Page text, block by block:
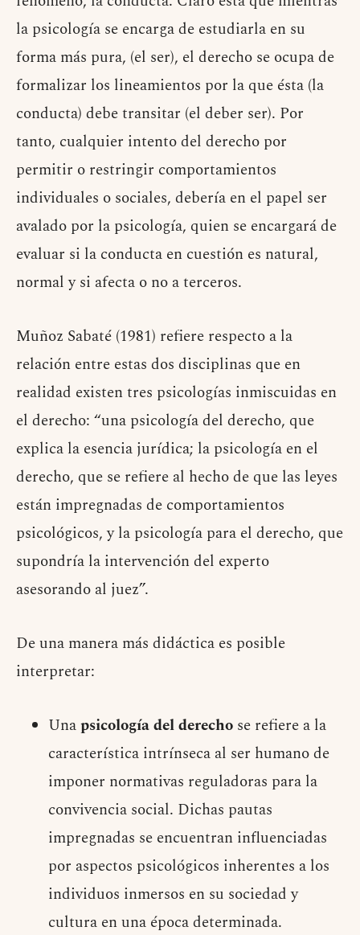
la psicología se encarga de estudiarla en su
forma más pura, (el ser), el derecho se ocupa de
formalizar los lineamientos por la que ésta (la
conducta) debe transitar (el deber ser). Por
tanto, cualquier intento del derecho por
permitir o restringir comportamientos
individuales o sociales, debería en el papel ser
avalado por la psicología, quien se encargará de
evaluar si la conducta en cuestión es natural,
normal y si afecta o no a terceros.
Muñoz Sabaté (1981) refiere respecto a la
relación entre estas dos disciplinas que en
realidad existen tres psicologías inmiscuidas en
el derecho: “una psicología del derecho, que
explica la esencia jurídica; la psicología en el
derecho, que se refiere al hecho de que las leyes
están impregnadas de comportamientos
psicológicos, y la psicología para el derecho, que
supondría la intervención del experto
asesorando al juez”.
De una manera más didáctica es posible
interpretar:
Unapsicología del derecho se refiere a la
característica intrínseca al ser humano de
imponer normativas reguladoras para la
convivencia social. Dichas pautas
impregnadas se encuentran influenciadas
por aspectos psicológicos inherentes a los
individuos inmersos en su sociedad y
cultura en una época determinada.